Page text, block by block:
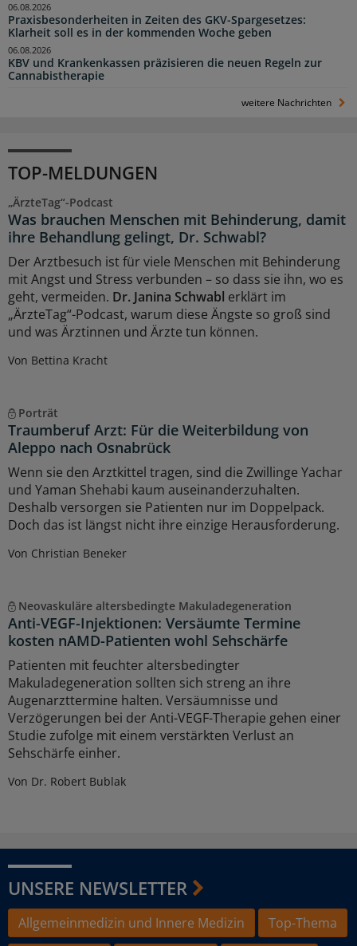
Praxisbesonderheiten in Zeiten des GKV-Spargesetzes:
Klarheit soll es in der kommenden Woche geben
06.08.2026
KBV und Krankenkassen präzisieren die neuen Regeln zur
Cannabistherapie
06.08.2026
weitere Nachrichten
TOP-MELDUNGEN
„ÄrzteTag“-Podcast
Was brauchen Menschen mit Behinderung, damit
ihre Behandlung gelingt, Dr. Schwabl?
Der Arztbesuch ist für viele Menschen mit Behinderung
mit Angst und Stress verbunden – so dass sie ihn, wo es
geht, vermeiden. Dr. Janina Schwabl erklärt im
„ÄrzteTag“-Podcast, warum diese Ängste so groß sind
und was Ärztinnen und Ärzte tun können.
Von Bettina Kracht
Porträt
Traumberuf Arzt: Für die Weiterbildung von
Aleppo nach Osnabrück
Wenn sie den Arztkittel tragen, sind die Zwillinge Yachar
und Yaman Shehabi kaum auseinanderzuhalten.
Deshalb versorgen sie Patienten nur im Doppelpack.
Doch das ist längst nicht ihre einzige Herausforderung.
Von Christian Beneker
Neovaskuläre altersbedingte Makuladegeneration
Anti-VEGF-Injektionen: Versäumte Termine
kosten nAMD-Patienten wohl Sehschärfe
Patienten mit feuchter altersbedingter
Makuladegeneration sollten sich streng an ihre
Augenarzttermine halten. Versäumnisse und
Verzögerungen bei der Anti-VEGF-Therapie gehen einer
Studie zufolge mit einem verstärkten Verlust an
Sehschärfe einher.
Von Dr. Robert Bublak
UNSERE NEWSLETTER
Allgemeinmedizin und Innere Medizin Top-Thema